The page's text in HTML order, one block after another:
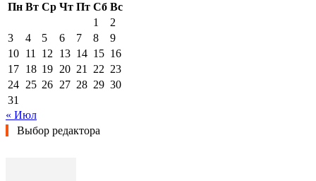
Пн Вт Ср Чт Пт Сб Вс
1
2
3
4 5 6 7 8
9
10 11 12 13 14 15 16
17 18 19 20 21 22 23
24 25 26 27 28 29 30
31
« Июл
Выбор редактора